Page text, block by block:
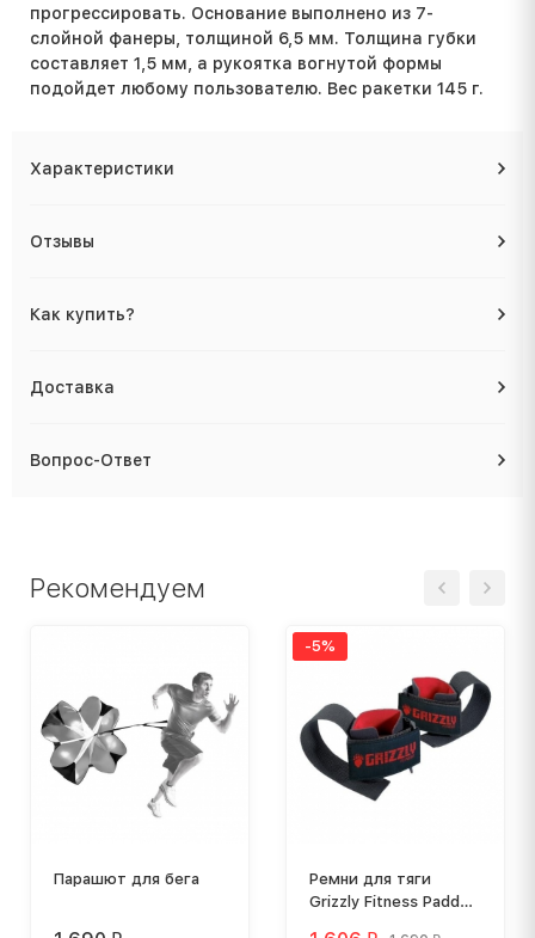
прогрессировать. Основание выполнено из 7-
слойной фанеры, толщиной 6,5 мм. Толщина губки
составляет 1,5 мм, а рукоятка вогнутой формы
подойдет любому пользователю. Вес ракетки 145 г.
Характеристики
Отзывы
Как купить?
Доставка
Вопрос-Ответ
Рекомендуем
Парашют для бега
-5%
Ремни для тяги
Grizzly Fitness Padded